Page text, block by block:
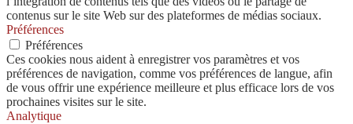
contenus sur le site Web sur des plateformes de médias sociaux.
Préférences
Préférences
Ces cookies nous aident à enregistrer vos paramètres et vos
préférences de navigation, comme vos préférences de langue, afin
de vous offrir une expérience meilleure et plus efficace lors de vos
prochaines visites sur le site.
Analytique